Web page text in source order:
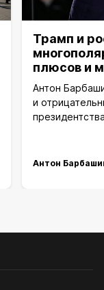
Трамп и
плюсов и
Антон
и
Антон